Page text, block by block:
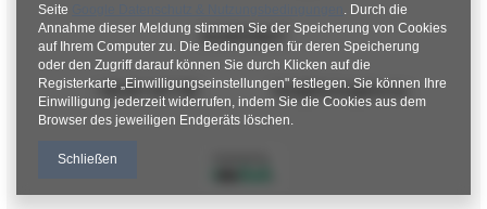
KONTAKT
+48 601 547 740 hurt@factoryprice.eu
Seite
. Durch die
Annahme dieser Meldung stimmen Sie der Speicherung von Cookies
auf Ihrem Computer zu. Die Bedingungen für deren Speicherung
oder den Zugriff darauf können Sie durch Klicken auf die
Registerkarte „Einwilligungseinstellungen" festlegen. Sie können Ihre
Einwilligung jederzeit widerrufen, indem Sie die Cookies aus dem
Browser des jeweiligen Endgeräts löschen.
Schließen